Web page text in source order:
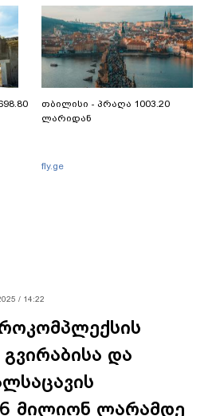
თბილისი - პრაღა 1003.20
ლარიდან
fly.ge
/ 14:22
და
მილიონ ლარამდე